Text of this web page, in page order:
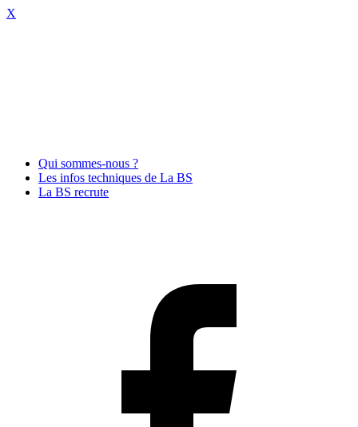
X
Qui sommes-nous ?
Les infos techniques de La BS
La BS recrute